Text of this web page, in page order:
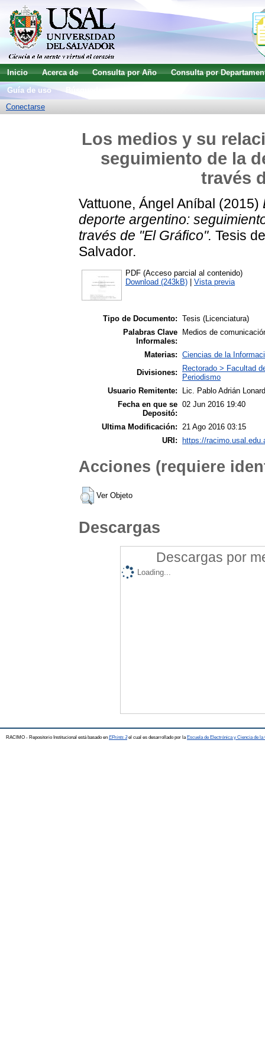
Inicio Acerca de Consulta por Año
Consulta por
Guía de uso
Conectarse
Los medios y su
seguimiento de la
través
Vattuone, Ángel Aníbal (2015)
deporte argentino:
través de "El Gráfico". Tesis
Salvador.
PDF (Acceso parcial al contenido)
Download (243kB)
Vista previa
Tipo de Documento: Tesis (Licenciatura)
Palabras Clave
Informales:
Medios de
Materias: Ciencias de la
Divisiones:
Rectorado > Facultad
Periodismo
Usuario Remitente:
Lic. Pablo Adrián
Fecha en que se
Depositó:
02 Jun 2016 19:40
Ultima Modificación: 21 Ago 2016 03:15
URI:
https://
Acciones (requiere
Ver Objeto
Descargas
Descargas por
Loading...
RACIMO - Repositorio Institucional está basado en EPrints 3el cual es desarrollado por la Escuela de Electrónica y Ciencia de la